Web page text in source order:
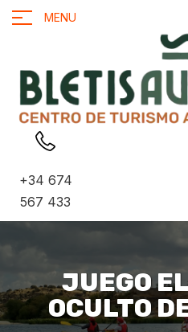
MENU
+34 674
567 433
JUEGO
OCULTO